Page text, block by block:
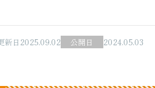
新日2025.09.02 公開日 2024.05.03